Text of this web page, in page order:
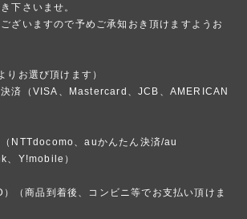
下さいませ。
ざいますので予めご承知おき頂けますようお
りお選び頂けます）
決済（VISA、Mastercard、JCB、AMERICAN
（NTTdocomo、auかんたん決済/au
、Y!mobile）
（商品到着後、コンビニ等でお支払い頂けま